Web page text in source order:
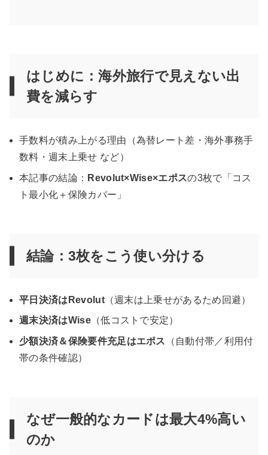
はじめに：海外旅行で見えない出
費を減らす
手数料が積み上がる理由（為替レート差・海外事務手
数料・週末上乗せ など）
本記事の結論： Revolut×Wise×エポスの3枚で「コス
ト最小化＋保険カバー」
結論：3枚をこう使い分ける
平日決済はRevolut（週末は上乗せがあるため回避）
週末決済はWise（低コストで安定）
少額決済＆保険要件充足はエポス
（自動付帯／利用付
帯の条件確認）
なぜ一般的なカードは最大4%高い
のか